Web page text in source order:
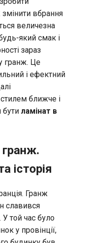
вбрання
величезна
який смак і
зараз
гранж. Це
і ефектний
ближче і
бути ламінат в
історія
Гранж
славився
У той час було
у провінції,